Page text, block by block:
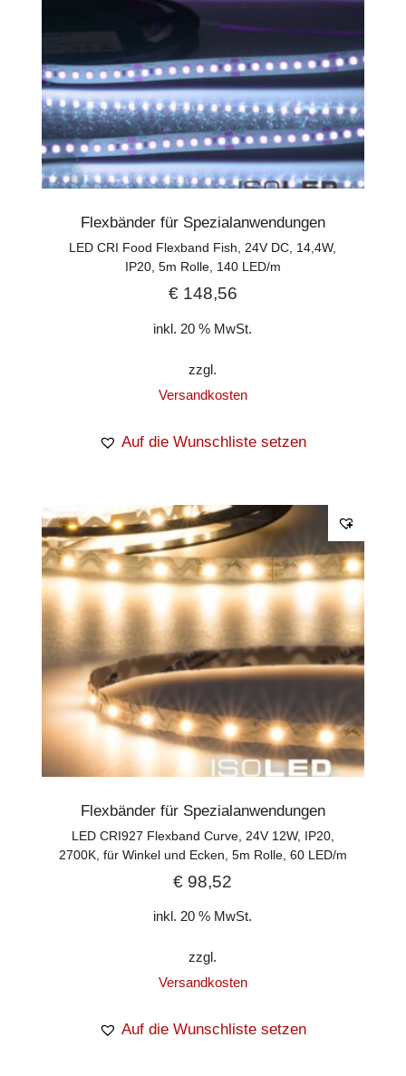
Flexbänder für Spezialanwendungen
LED CRI Food Flexband Fish, 24V DC, 14,4W,
IP20, 5m Rolle, 140 LED/m
€148,56
inkl. 20 % MwSt.
zzgl.
Versandkosten
Auf die Wunschliste setzen
Flexbänder für Spezialanwendungen
LED CRI927 Flexband Curve, 24V 12W, IP20,
2700K, für Winkel und Ecken, 5m Rolle, 60 LED/m
€ 98,52
inkl. 20 % MwSt.
zzgl.
Versandkosten
Auf die Wunschliste setzen